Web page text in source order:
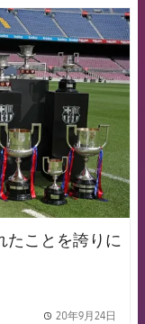
badge
たことを誇りに
20年9月24日